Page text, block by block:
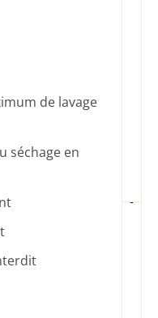
-
de lavage
séchage en